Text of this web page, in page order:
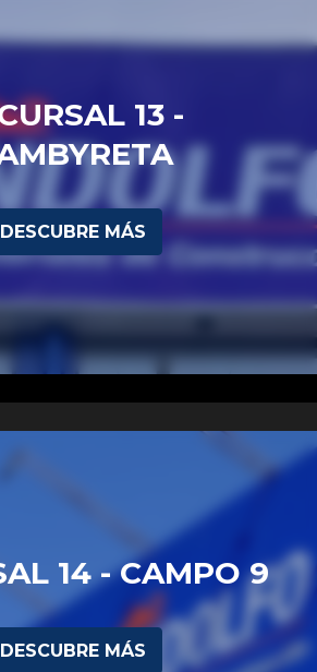
13 -
DESCUBRE MÁS
14 - CAMPO 9
DESCUBRE MÁS